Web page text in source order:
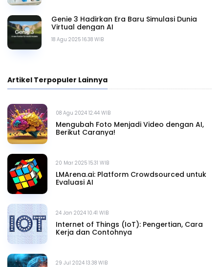
18 Agu 2025 16.38 WIB
Genie 3 Hadirkan Era Baru Simulasi Dunia
Virtual dengan AI
Artikel Terpopuler Lainnya
08 Agu 2024 12.44 WIB
Mengubah Foto Menjadi Video dengan AI,
Berikut Caranya!
20 Mar 2025 15.31 WIB
LMArena.ai: Platform Crowdsourced untuk
Evaluasi AI
24 Jan 2024 10.41 WIB
Internet of Things (IoT): Pengertian, Cara
Kerja dan Contohnya
29 Jul 2024 13.38 WIB